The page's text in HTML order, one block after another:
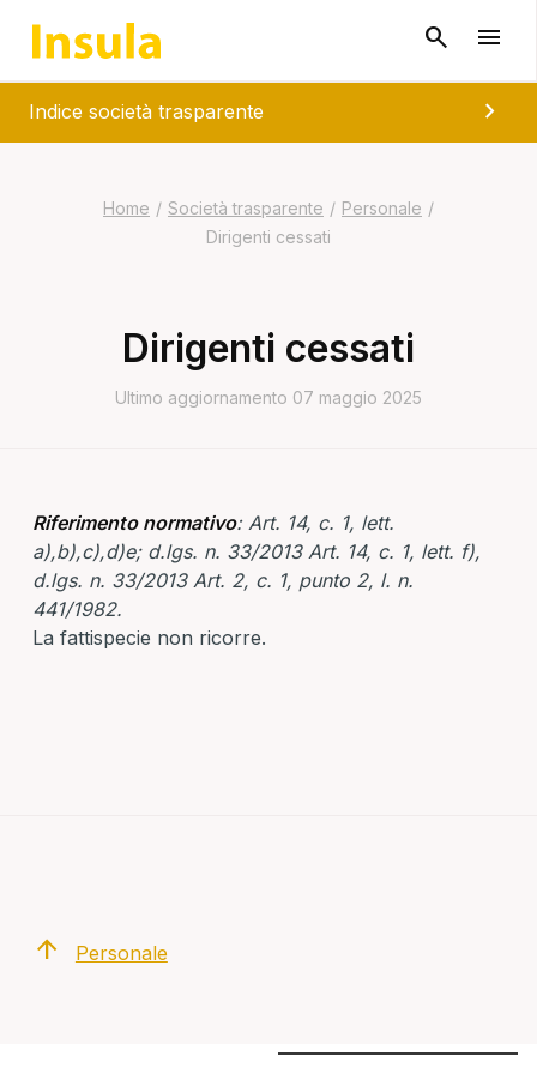
Indice società trasparente chevron_right
Home / Società trasparente / Personale /
Dirigenti cessati
Dirigenti cessati
Ultimo aggiornamento 07 maggio 2025
Riferimento normativo: Art. 14, c. 1, lett.
a),b),c),d)e; d.lgs. n. 33/2013 Art. 14, c. 1, lett. f),
d.lgs. n. 33/2013 Art. 2, c. 1, punto 2, l. n.
441/1982.
La fattispecie non ricorre.
arrow_upward Personale